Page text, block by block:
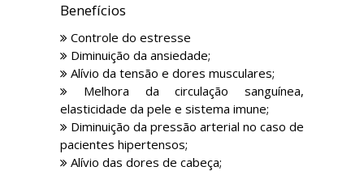
Benefícios
Controle do estresse
Diminuição da ansiedade;
Alívio da tensão e dores musculares;
Melhora da circulação sanguínea,
elasticidade da pele e sistema imune;
Diminuição da pressão arterial no caso de
pacientes hipertensos;
Alívio das dores de cabeça;